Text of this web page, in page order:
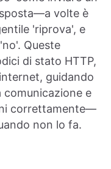
volte è
'riprova', e
Queste
di stato HTTP,
guidando
comunicazione e
correttamente—
non lo fa.